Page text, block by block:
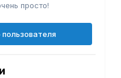
просто!